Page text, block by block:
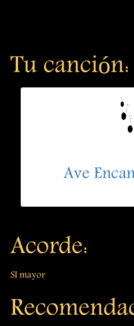
Tu canción:
Ave
Acorde:
SI mayor